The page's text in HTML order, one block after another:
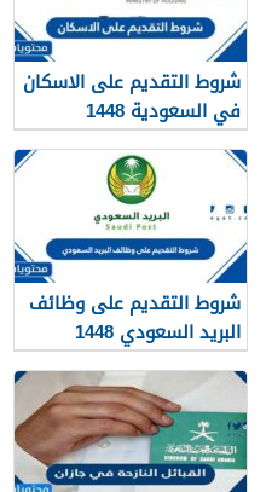
شروط التقديم على الاسكان
في السعودية 1448
شروط التقديم على وظائف
البريد السعودي 1448